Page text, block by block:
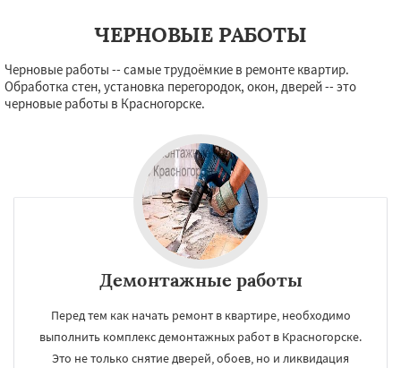
Павловский Посад Пересвет Подольск
Реутов Рошаль Рузф Сергиев Посад
Серпухов Солнечногорск Купавна
Ступино Талдом Фрязино Химки
ЧЕРНОВЫЕ РАБОТЫ
Черновые работы -- самые трудоёмкие в ремонте квартир.
Обработка стен, установка перегородок, окон, дверей -- это
черновые работы в Красногорске.
Демонтажные работы
Перед тем как начать ремонт в квартире, необходимо
выполнить комплекс демонтажных работ в Красногорске.
Это не только снятие дверей, обоев, но и ликвидация